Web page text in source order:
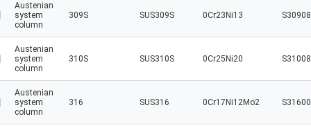
Austenian
system
column
309S SUS309S 0Cr23Ni13 S30908
Austenian
system
column
310S SUS310S 0Cr25Ni20 S31008
Austenian
system
column
316 SUS316 0Cr17Ni12Mo2 S31600